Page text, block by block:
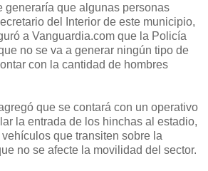
generaría que algunas personas
del Interior de este municipio,
a Vanguardia.com que la Policía
no se va a generar ningún tipo de
con la cantidad de hombres
que se contará con un operativo
la entrada de los hinchas al estadio,
que transiten sobre la
no se afecte la movilidad del sector.